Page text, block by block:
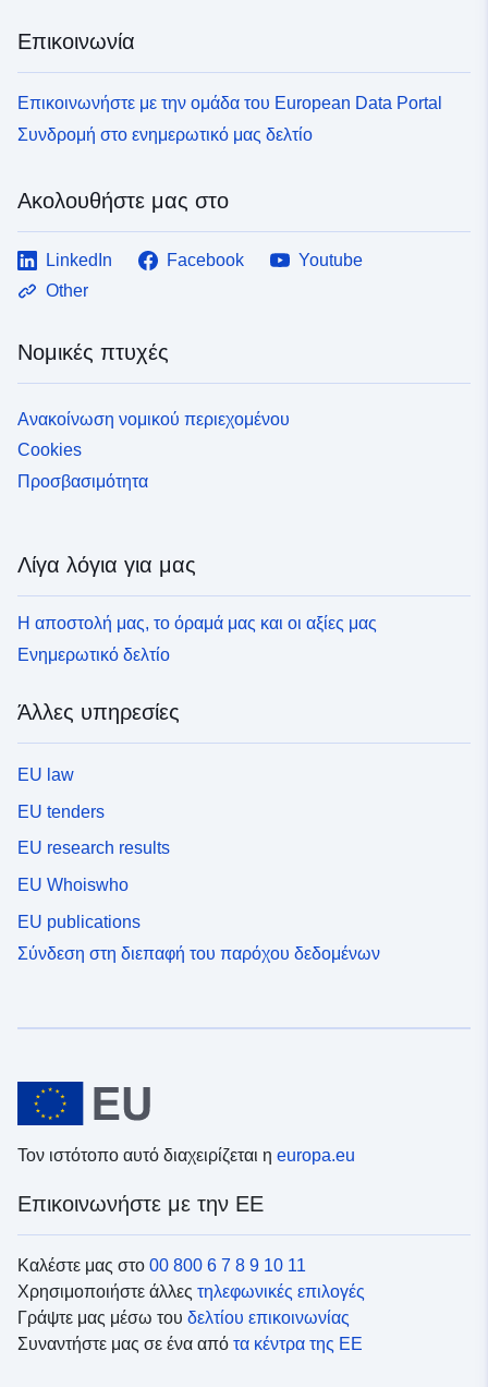
Επικοινωνία
Επικοινωνήστε με την ομάδα του European Data Portal
Συνδρομή στο ενημερωτικό μας δελτίο
Ακολουθήστε μας στο
LinkedIn Facebook
Youtube
Other
Νομικές πτυχές
Ανακοίνωση νομικού περιεχομένου
Cookies
Προσβασιμότητα
Λίγα λόγια για μας
Η αποστολή μας, το όραμά μας και οι αξίες μας
Ενημερωτικό δελτίο
Άλλες υπηρεσίες
EU law
EU tenders
EU research results
EU Whoiswho
EU publications
Σύνδεση στη διεπαφή του παρόχου δεδομένων
Τον ιστότοπο αυτό διαχειρίζεται η europa.eu
Επικοινωνήστε με την ΕΕ
Καλέστε μας στο 00 800 6 7 8 9 10 11
Χρησιμοποιήστε άλλες τηλεφωνικές επιλογές
Γράψτε μας μέσω του δελτίου επικοινωνίας
Συναντήστε μας σε ένα από τα κέντρα της ΕΕ